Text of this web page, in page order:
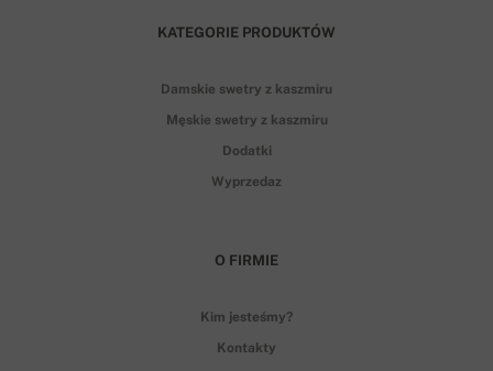
KATEGORIE PRODUKTÓW
Damskie swetry z kaszmiru
Męskie swetry z kaszmiru
Dodatki
Wyprzedaz
O FIRMIE
Kim jesteśmy?
Kontakty